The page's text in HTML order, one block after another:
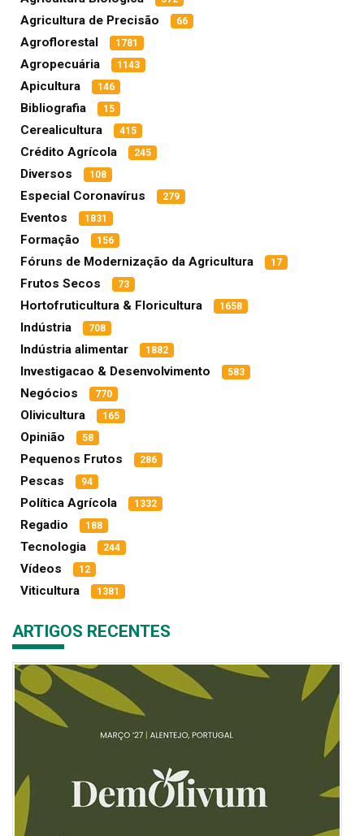
Agricultura de Precisão 66
Agroflorestal 1781
Agropecuária 1143
Apicultura 146
Bibliografia 15
Cerealicultura 415
Crédito Agrícola 245
Diversos 108
Especial Coronavírus 279
Eventos 1831
Formação 156
Fóruns de Modernização da Agricultura 17
Frutos Secos 73
Hortofruticultura & Floricultura 1658
Indústria 708
Indústria alimentar 1882
Investigacao & Desenvolvimento 583
Negócios 770
Olivicultura 165
Opinião 58
Pequenos Frutos 286
Pescas 94
Política Agrícola 1332
Regadio 188
Tecnologia 244
Vídeos 12
Viticultura 1381
ARTIGOS RECENTES